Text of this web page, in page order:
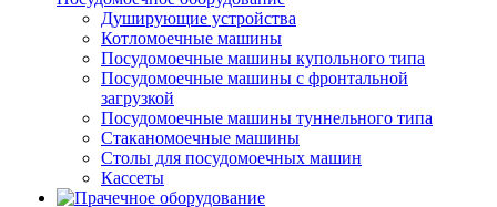
Душирующие устройства
Котломоечные машины
Посудомоечные машины купольного типа
Посудомоечные машины с фронтальной
загрузкой
Посудомоечные машины туннельного типа
Стаканомоечные машины
Столы для посудомоечных машин
Кассеты